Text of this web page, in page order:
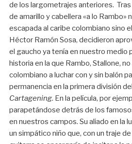
de los largometrajes anteriores.
de amarillo y cabellera «a lo Rambo»
escapada al caribe colombiano sino
Héctor Ramón Sosa, decidieron
el gaucho ya tenía en nuestro medio
historia en la que Rambo, Stallone,
colombiano a luchar con y sin balón
permanencia en la primera división
Cartagening. En la película, por
parapetándose detrás de los
en nuestros campos. Su aliado en la
un simpático niño que, con un traje